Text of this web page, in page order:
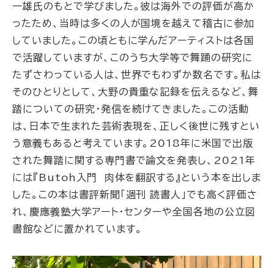
一雄氏のもとで学びました。彼は海外での評価が高か
ったため、当時は多くの人が国境を越えて稽古に参加
していました。この頃ともに学んだアーティストは各国
で活躍していますが、このうち大学等で舞踊の研究に
たずさわっている人は、世界でもわずか数名です。私は
そのひとりとして、大野の貴重な記録を伝えるなど、舞
踏についての研究・発信を続けてきました。この活動
は、日本で生まれた芸術表現を、正しく後世に残すとい
う意義もあると考えています。2018年に米国で出版
された舞踏に関する専門書で論文を発表し、2021年
には『Butoh入門 肉体を翻訳する』という本を出しま
した。この本は書評新聞「週刊 読書人」でも高く評価さ
れ、慶應義塾大学アート・センターや全国各地の公立図
書館などに置かれています。